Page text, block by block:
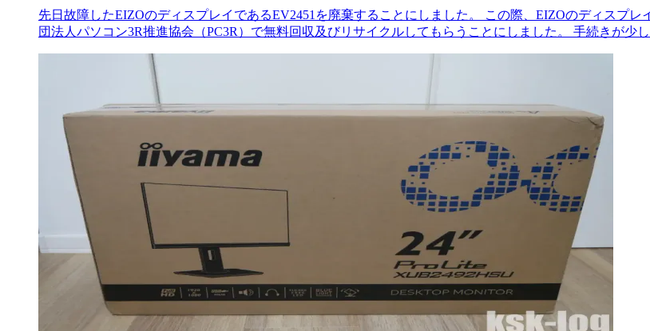
先日故障したEIZOのディスプレイであるEV2451を廃棄することにしました。 この際、EIZOのディスプ
団法人パソコン3R推進協会（PC3R）で無料回収及びリサイクルしてもらうことにしました。 手続きが少